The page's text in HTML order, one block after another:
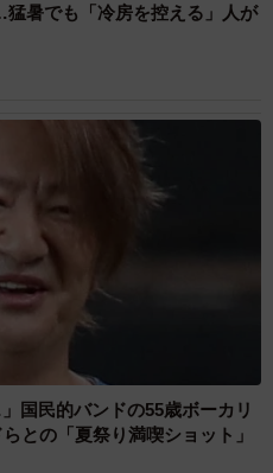
暑でも「冷房を控える」人が
国民的バンドの55歳ボーカリ
との「夏祭り満喫ショット」